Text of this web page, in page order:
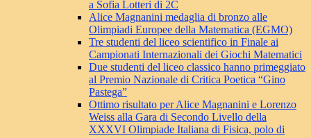
a Sofia Lotteri di 2C
Alice Magnanini medaglia di bronzo alle
Olimpiadi Europee della Matematica (EGMO)
Tre studenti del liceo scientifico in Finale ai
Campionati Internazionali dei Giochi Matematici
Due studenti del liceo classico hanno primeggiato
al Premio Nazionale di Critica Poetica “Gino
Pastega”
Ottimo risultato per Alice Magnanini e Lorenzo
Weiss alla Gara di Secondo Livello della
XXXVI Olimpiade Italiana di Fisica, polo di